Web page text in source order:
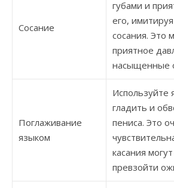
Сосание
губами и
его,
сосания. Это
приятное
насыщенные
Поглаживание
языком
Используйте
гладить и
пениса. Это
касания
превзойти